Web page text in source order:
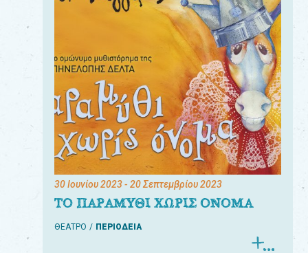
30 Ιουνίου 2023- 20 Σεπτεμβρίου 2023
ΤΟ ΠΑΡΑΜΥΘΙ ΧΩΡΙΣ ΟΝΟΜΑ
ΘΕΑΤΡΟ ΠΕΡΙΟΔΕΙΑ